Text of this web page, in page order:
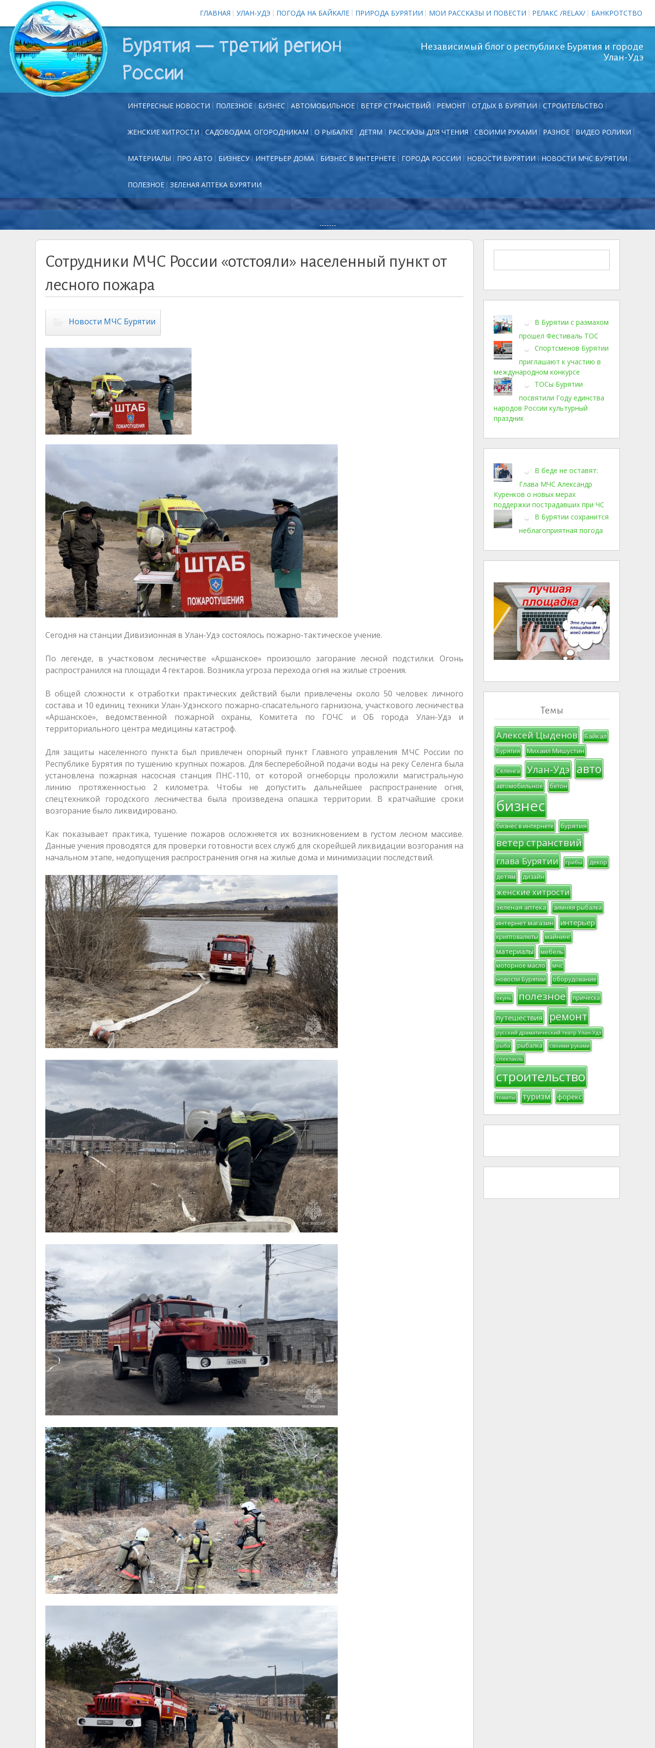
ГЛАВНАЯ УЛАН-УДЭ ПОГОДА НА БАЙКАЛЕ ПРИРОДА БУРЯТИИ МОИ РАССКАЗЫ И ПОВЕСТИ РЕЛАКС /RELAX/ БАНКРОТСТВО
Бурятия — третий регион
России
Независимый блог о республике Бурятия и городе
Улан-Удэ
ИНТЕРЕСНЫЕ НОВОСТИ ПОЛЕЗНОЕ БИЗНЕС АВТОМОБИЛЬНОЕ ВЕТЕР СТРАНСТВИЙ РЕМОНТ ОТДЫХ В БУРЯТИИ СТРОИТЕЛЬСТВО
ЖЕНСКИЕ ХИТРОСТИ САДОВОДАМ, ОГОРОДНИКАМ О РЫБАЛКЕ ДЕТЯМ РАССКАЗЫ ДЛЯ ЧТЕНИЯ СВОИМИ РУКАМИ РАЗНОЕ ВИДЕО РОЛИКИ
МАТЕРИАЛЫ ПРО АВТО БИЗНЕСУ ИНТЕРЬЕР ДОМА БИЗНЕС В ИНТЕРНЕТЕ ГОРОДА РОССИИ НОВОСТИ БУРЯТИИ НОВОСТИ МЧС БУРЯТИИ
ПОЛЕЗНОЕ ЗЕЛЕНАЯ АПТЕКА БУРЯТИИ
-------
Сотрудники МЧС России «отстояли» населенный пункт от
лесного пожара
Новости МЧС Бурятии
Сегодня на станции Дивизионная в Улан-Удэ состоялось пожарно-тактическое учение.
По легенде, в участковом лесничестве «Аршанское» произошло загорание лесной подстилки. Огонь
распространился на площади 4 гектаров. Возникла угроза перехода огня на жилые строения.
В общей сложности к отработки практических действий были привлечены около 50 человек личного
состава и 10 единиц техники Улан-Удэнского пожарно-спасательного гарнизона, участкового лесничества
«Аршанское», ведомственной пожарной охраны, Комитета по ГОЧС и ОБ города Улан-Удэ и
территориального центра медицины катастроф.
Для защиты населенного пункта был привлечен опорный пункт Главного управления МЧС России по
Республике Бурятия по тушению крупных пожаров. Для бесперебойной подачи воды на реку Селенга была
установлена пожарная насосная станция ПНС-110, от которой огнеборцы проложили магистральную
линию протяженностью 2 километра. Чтобы не допустить дальнейшее распространение огня,
спецтехникой городского лесничества была произведена опашка территории. В кратчайшие сроки
возгорание было ликвидировано.
Как показывает практика, тушение пожаров осложняется их возникновением в густом лесном массиве.
Данные учения проводятся для проверки готовности всех служб для скорейшей ликвидации возгорания на
начальном этапе, недопущения распространения огня на жилые дома и минимизации последствий.
В Бурятии с размахом
прошел Фестиваль ТОС
Спортсменов Бурятии
приглашают к участию в
международном конкурсе
ТОСы Бурятии
посвятили Году единства
народов России культурный
праздник
В беде не оставят:
Глава МЧС Александр
Куренков о новых мерах
поддержки пострадавших при ЧС
В Бурятии сохранится
неблагоприятная погода
Темы
Алексей Цыденов Байкал
Бурятия Михаил Мишустин
Селенга Улан-Удэ авто
автомобильное бетон
бизнес
бизнес в интернете бурятия
ветер странствий
глава Бурятии грибы декор
детям дизайн
женские хитрости
зеленая аптека зимняя рыбалка
интернет магазин интерьер
криптовалюты майнинг
материалы мебель
моторное масло
мчс
новости Бурятии
оборудование
окунь полезное прическа
путешествия ремонт
русский драматический театр Улан-Удэ
рыба
рыбалка
своими руками
спектакль
строительство
томаты туризм форекс